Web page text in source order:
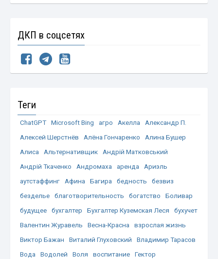
ДКП в соцсетях
Теги
ChatGPT Microsoft Bing агро Акелла
Александр П.
Алексей Шерстнёв
Алёна Гончаренко
Алина Бушер
Алиса
Альтернативщик
Андрій Матковський
Андрій Ткаченко
Андромаха аренда
Ариэль
аутстаффинг
Афина Багира бедность
безвиз
безделье
благотворительность богатство
Боливар
будущее
бухгалтер Бухгалтер Куземская Леся
бухучет
Валентин Журавель
Весна-Красна
взрослая жизнь
Виктор Бажан
Виталий Глуховский
Владимир Тарасов
Вода
Водолей Воля воспитание
Гектор